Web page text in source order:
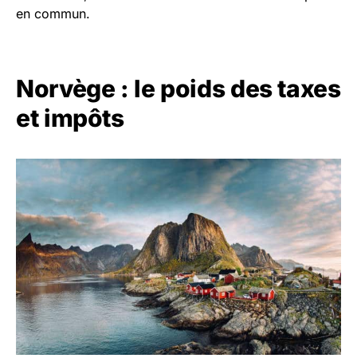
en commun.
Norvège : le poids des taxes
et impôts